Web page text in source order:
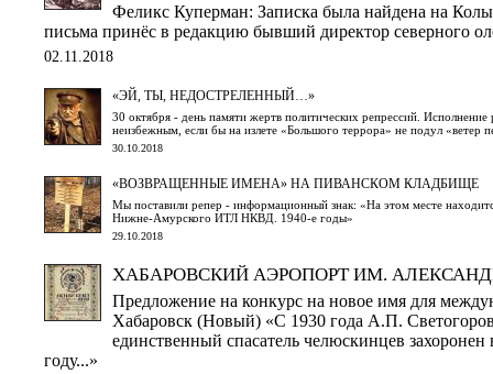
Феликс Куперман: Записка была найдена на
письма принёс в редакцию бывший директор северного
02.11.2018
«ЭЙ, ТЫ, НЕДОСТРЕЛЕННЫЙ…»
30 октября - день памяти жертв политических репрессий. Исполнение
неизбежным, если бы на излете «Большого террора» не подул «ветер
30.10.2018
«ВОЗВРАЩЕННЫЕ ИМЕНА» НА ПИВАНСКОМ КЛАДБИЩЕ
Мы поставили репер - информационный знак: «На этом месте
Нижне-Амурского ИТЛ НКВД. 1940-е годы»
29.10.2018
ХАБАРОВСКИЙ АЭРОПОРТ ИМ.
Предложение на конкурс на новое имя для
Хабаровск (Новый) «С 1930 года А.П.
единственный спасатель челюскинцев захоронен
году...»